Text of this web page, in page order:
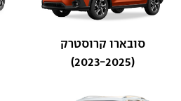
סובארו קרוסטרק
(2023-2025)